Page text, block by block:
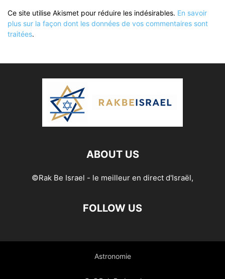
Ce site utilise Akismet pour réduire les indésirables. En savoir
plus sur la façon dont les données de vos commentaires sont
traitées.
ABOUT US
©Rak Be Israel - le meilleur en direct d'Israël,
FOLLOW US
Astronomie